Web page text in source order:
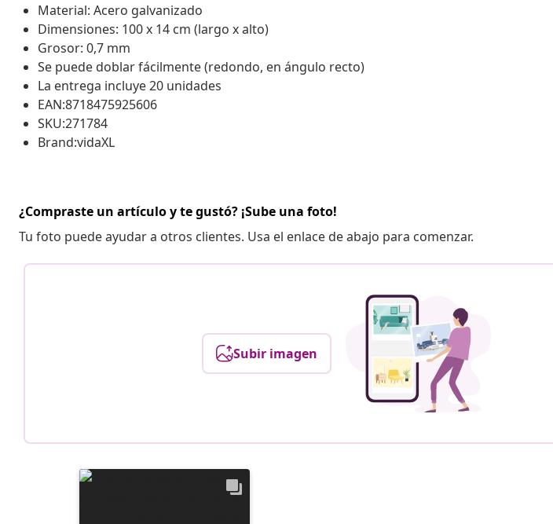
Material: Acero galvanizado
Dimensiones: 100 x 14 cm (largo x alto)
Grosor: 0,7 mm
Se puede doblar fácilmente (redondo, en ángulo recto)
La entrega incluye 20 unidades
EAN:8718475925606
SKU:271784
Brand:vidaXL
¿Compraste un artículo y te gustó? ¡Sube una foto!
Tu foto puede ayudar a otros clientes. Usa el enlace de abajo para comenzar.
Subir imagen